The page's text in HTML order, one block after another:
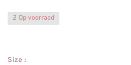
2 Op voorraad
Size :